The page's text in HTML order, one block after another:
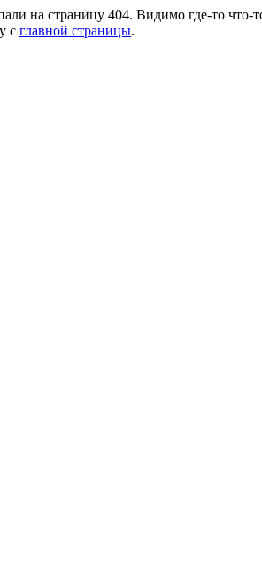
на страницу 404. Видимо где-то что-
с главной страницы.